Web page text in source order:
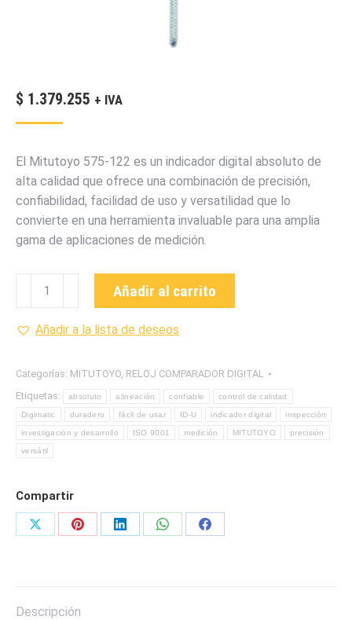
$ 1.379.255 + IVA
El Mitutoyo 575-122 es un indicador digital absoluto de
alta calidad que ofrece una combinación de precisión,
confiabilidad, facilidad de uso y versatilidad que lo
convierte en una herramienta invaluable para una amplia
gama de aplicaciones de medición.
RELOJ
MARCA
MITUTOYO
cantidad
Añadir al carrito
Añadir a la lista de deseos
Categorías: MITUTOYO, RELOJ COMPARADOR DIGITAL
Etiquetas:
absoluto alineación confiable control de calidad
Digimatic duradero fácil de usar ID-U indicador digital inspección
investigación y desarrollo ISO 9001 medición MITUTOYO precisión
versátil
Compartir
Share
Share
Share
Share
Share
Descripción